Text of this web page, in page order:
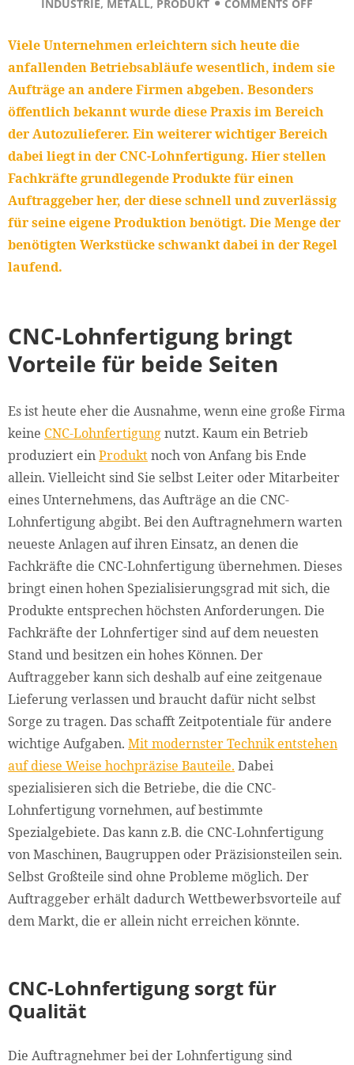
INDUSTRIE, METALL, PRODUKT COMMENTS OFF
Viele Unternehmen erleichtern sich heute die
anfallenden Betriebsabläufe wesentlich, indem sie
Aufträge an andere Firmen abgeben. Besonders
öffentlich bekannt wurde diese Praxis im Bereich
der Autozulieferer. Ein weiterer wichtiger Bereich
dabei liegt in der CNC-Lohnfertigung. Hier stellen
Fachkräfte grundlegende Produkte für einen
Auftraggeber her, der diese schnell und zuverlässig
für seine eigene Produktion benötigt. Die Menge der
benötigten Werkstücke schwankt dabei in der Regel
laufend.
CNC-Lohnfertigung bringt
Vorteile für beide Seiten
Es ist heute eher die Ausnahme, wenn eine große Firma
keine CNC-Lohnfertigungnutzt. Kaum ein Betrieb
produziert einProduktnoch von Anfang bis Ende
allein. Vielleicht sind Sie selbst Leiter oder Mitarbeiter
eines Unternehmens, das Aufträge an die CNC-
Lohnfertigung abgibt. Bei den Auftragnehmern warten
neueste Anlagen auf ihren Einsatz, an denen die
Fachkräfte die CNC-Lohnfertigung übernehmen. Dieses
bringt einen hohen Spezialisierungsgrad mit sich, die
Produkte entsprechen höchsten Anforderungen. Die
Fachkräfte der Lohnfertiger sind auf dem neuesten
Stand und besitzen ein hohes Können. Der
Auftraggeber kann sich deshalb auf eine zeitgenaue
Lieferung verlassen und braucht dafür nicht selbst
Sorge zu tragen. Das schafft Zeitpotentiale für andere
wichtige Aufgaben. Mit modernster Technik entstehen
auf diese Weise hochpräzise Bauteile. Dabei
spezialisieren sich die Betriebe, die die CNC-
Lohnfertigung vornehmen, auf bestimmte
Spezialgebiete. Das kann z.B. die CNC-Lohnfertigung
von Maschinen, Baugruppen oder Präzisionsteilen sein.
Selbst Großteile sind ohne Probleme möglich. Der
Auftraggeber erhält dadurch Wettbewerbsvorteile auf
dem Markt, die er allein nicht erreichen könnte.
CNC-Lohnfertigung sorgt für
Qualität
Die Auftragnehmer bei der Lohnfertigung sind